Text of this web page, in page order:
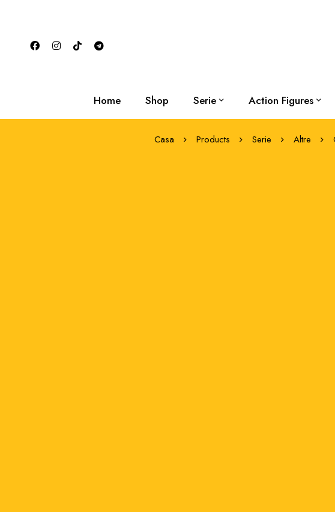
Home Shop Serie Action Figures
Casa Products Serie Altre